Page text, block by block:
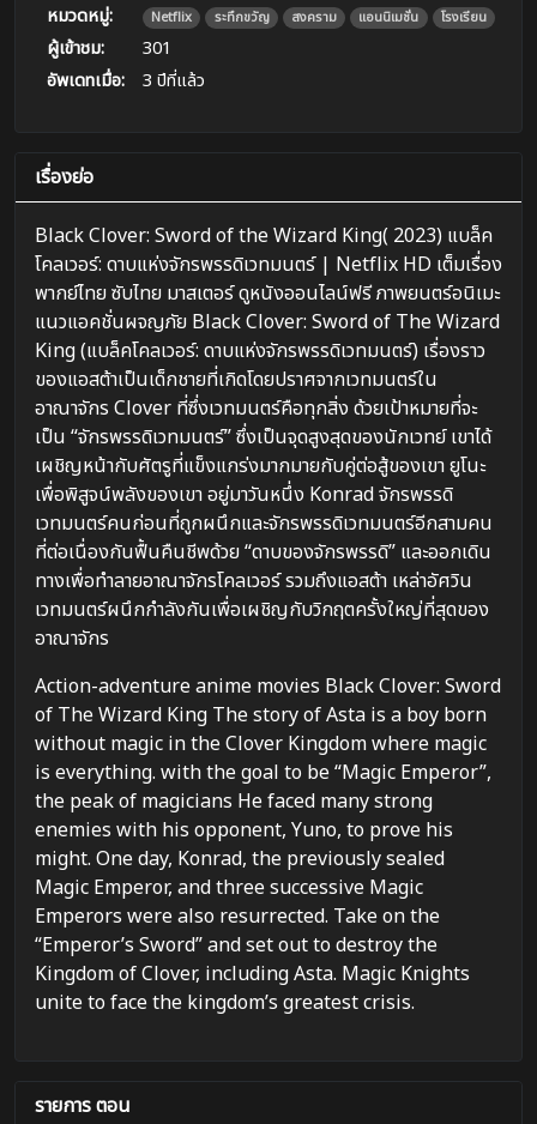
หมวดหมู่: Netflix ระทึกขวัญ สงคราม แอนนิเมชั่น โรงเรียน
ผู้เข้าชม:
301
อัพเดทเมื่อ:
3 ปีที่แล้ว
เรื่องย่อ
Black Clover: Sword of the Wizard King( 2023) แบล็ค
โคลเวอร์: ดาบแห่งจักรพรรดิเวทมนตร์ | Netflix HD เต็มเรื่อง
พากย์ไทย ซับไทย มาสเตอร์ ดูหนังออนไลน์ฟรี ภาพยนตร์อนิเมะ
แนวแอคชั่นผจญภัย Black Clover: Sword of The Wizard
King (แบล็คโคลเวอร์: ดาบแห่งจักรพรรดิเวทมนตร์) เรื่องราว
ของแอสต้าเป็นเด็กชายที่เกิดโดยปราศจากเวทมนตร์ใน
อาณาจักร Clover ที่ซึ่งเวทมนตร์คือทุกสิ่ง ด้วยเป้าหมายที่จะ
เป็น “จักรพรรดิเวทมนตร์” ซึ่งเป็นจุดสูงสุดของนักเวทย์ เขาได้
เผชิญหน้ากับศัตรูที่แข็งแกร่งมากมายกับคู่ต่อสู้ของเขา ยูโนะ
เพื่อพิสูจน์พลังของเขา อยู่มาวันหนึ่ง Konrad จักรพรรดิ
เวทมนตร์คนก่อนที่ถูกผนึกและจักรพรรดิเวทมนตร์อีกสามคน
ที่ต่อเนื่องกันฟื้นคืนชีพด้วย “ดาบของจักรพรรดิ” และออกเดิน
ทางเพื่อทำลายอาณาจักรโคลเวอร์ รวมถึงแอสต้า เหล่าอัศวิน
เวทมนตร์ผนึกกำลังกันเพื่อเผชิญกับวิกฤตครั้งใหญ่ที่สุดของ
อาณาจักร
Action-adventure anime movies Black Clover: Sword
of The Wizard King The story of Asta is a boy born
without magic in the Clover Kingdom where magic
is everything. with the goal to be “Magic Emperor”,
the peak of magicians He faced many strong
enemies with his opponent, Yuno, to prove his
might. One day, Konrad, the previously sealed
Magic Emperor, and three successive Magic
Emperors were also resurrected. Take on the
“Emperor’s Sword” and set out to destroy the
Kingdom of Clover, including Asta. Magic Knights
unite to face the kingdom’s greatest crisis.
รายการ ตอน